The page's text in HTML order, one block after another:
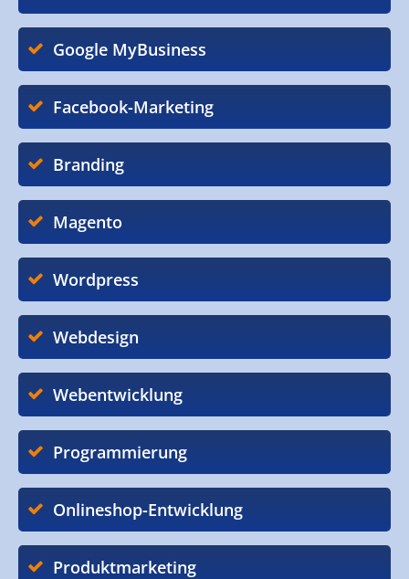
Google MyBusiness
Facebook-Marketing
Branding
Magento
Wordpress
Webdesign
Webentwicklung
Programmierung
Onlineshop-Entwicklung
Produktmarketing